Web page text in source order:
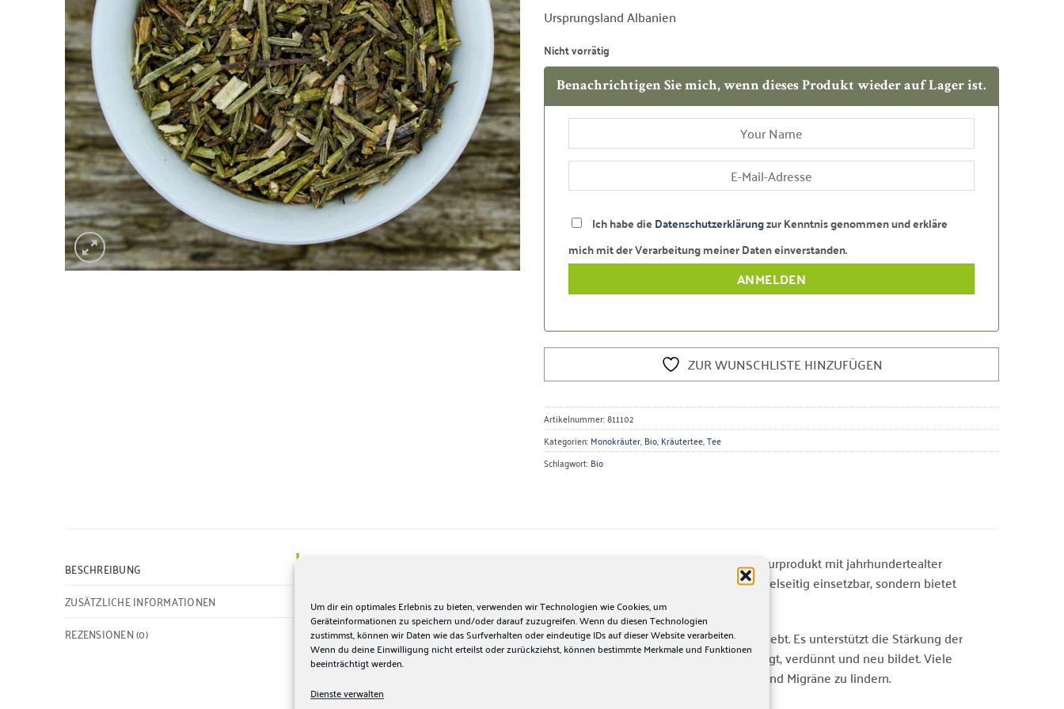
Um dir ein optimales Erlebnis zu bieten, verwenden wir Technologien wie Cookies, um
Geräteinformationen zu speichern und/oder darauf zuzugreifen. Wenn du diesen Technologien
zustimmst, können wir Daten wie das Surfverhalten oder eindeutige IDs auf dieser Website verarbeiten.
Wenn du deine Einwilligung nicht erteilst oder zurückziehst, können bestimmte Merkmale und Funktionen
beeinträchtigt werden.
Dienste verwalten
Ursprungsland Albanien
Nicht vorrätig
Benachrichtigen Sie mich, wenn dieses Produkt wieder auf Lager ist.
Ich habe dieDatenschutzerklärungzur Kenntnis genommen und erkläre
mich mit der Verarbeitung meiner Daten einverstanden.
ZUR WUNSCHLISTE HINZUFÜGEN
Artikelnummer:811102
Kategorien:Monokräuter,Bio,Kräutertee,Tee
Schlagwort:Bio
BESCHREIBUNG
ZUSÄTZLICHE INFORMATIONEN
REZENSIONEN (0)
Entdecken Sie die kraftvolle Wirkung von Bio Eisenkraut geschnitten, einem Naturprodukt mit jahrhundertealter
Tradition in der Pflanzenheilkunde. Dieses hochwertige Eisenkraut ist nicht nur vielseitig einsetzbar, sondern bietet
auch zahlreiche gesundheitliche Vorteile.
Die Verwendung von Bio Eisenkraut ist besonders bei Erkältungskrankheiten beliebt. Es unterstützt die Stärkung der
Verdauungsorgane und des Stoffwechsels, während es gleichzeitig das Blut reinigt, verdünnt und neu bildet. Viele
vertrauen auf die beruhigende Wirkung des Eisenkrauts, um Nerven zu stärken und Migräne zu lindern.